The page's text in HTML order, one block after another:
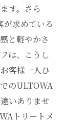
す。さら
求めている
と軽やかさ
は、こうし
客様一人ひ
のULTOWA
いありませ
トリートメ